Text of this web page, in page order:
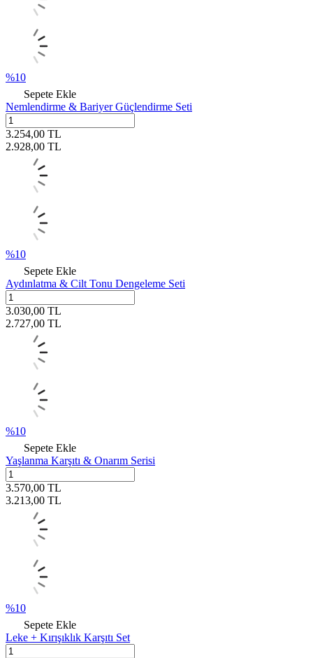
%10
Sepete Ekle
Nemlendirme & Bariyer Güçlendirme Seti
3.254,00 TL
2.928,00 TL
%10
Sepete Ekle
Aydınlatma & Cilt Tonu Dengeleme Seti
3.030,00 TL
2.727,00 TL
%10
Sepete Ekle
Yaşlanma Karşıtı & Onarım Serisi
3.570,00 TL
3.213,00 TL
%10
Sepete Ekle
Leke + Kırışıklık Karşıtı Set